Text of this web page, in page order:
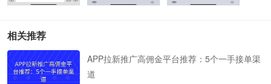
相关推荐
APP拉新推广高佣金平台推荐：5个一手接单渠
道